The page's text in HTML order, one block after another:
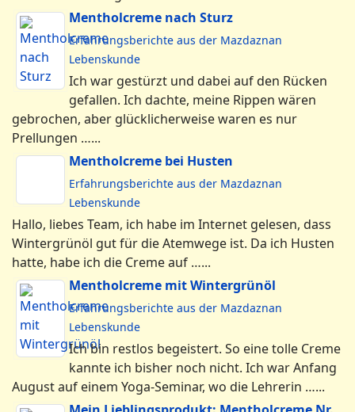
Meine Freundinnen und ich haben die
Mazdaznan-Produkte vor mittlerweile 10
Jahren bei einem Mazdaznan-Seminar
Mentholcreme nach Sturz
Erfahrungsberichte aus der Mazdaznan
Lebenskunde
Ich war gestürzt und dabei auf den Rücken
gefallen. Ich dachte, meine Rippen wären
gebrochen, aber glücklicherweise waren es nur
Mentholcreme bei Husten
Erfahrungsberichte aus der Mazdaznan
Lebenskunde
Hallo, liebes Team, ich habe im Internet
gelesen, dass Wintergrünöl gut für die
Atemwege ist. Da ich Husten hatte, habe ich die Creme
auf …...
Mentholcreme mit Wintergrünöl
Erfahrungsberichte aus der Mazdaznan